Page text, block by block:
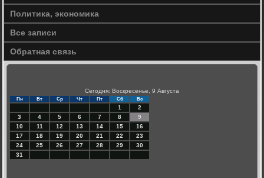
Политика, экономика
Все записи
Обратная связь
Сегодня: Воскресенье, 9 Августа
Пн Вт Ср Чт Пт Сб Вс
1
2
3
4 5 6 7 8
9
10
11 12 13 14 15
16
17
18 19 20 21 22
23
24
25 26 27 28 29
30
31